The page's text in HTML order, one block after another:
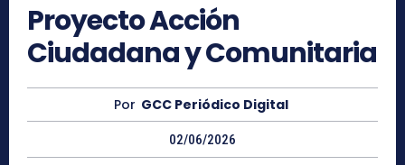
Proyecto Acción
Ciudadana y Comunitaria
Por GCC Periódico Digital
02/06/2026